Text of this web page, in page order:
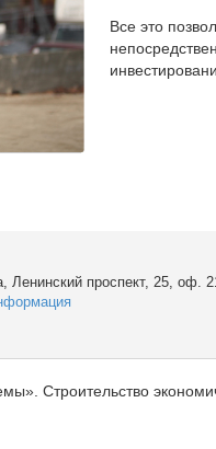
Все это
Ленинский проспект, 25, оф.
Строительство